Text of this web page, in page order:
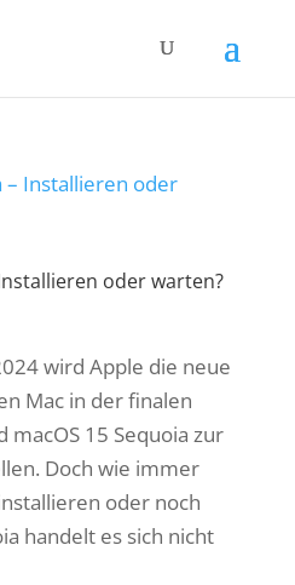
oder warten?
wird Apple die neue
Mac in der finalen
15 Sequoia zur
Doch wie immer
oder noch
handelt es sich nicht